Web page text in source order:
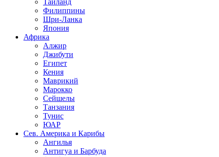
Таиланд
Филиппины
Шри-Ланка
Япония
Африка
Алжир
Джибути
Египет
Кения
Маврикий
Марокко
Сейшелы
Танзания
Тунис
ЮАР
Сев. Америка и Карибы
Ангилья
Антигуа и Барбуда